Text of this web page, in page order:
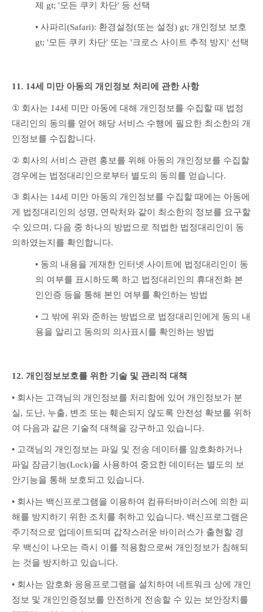
제 gt; '모든 쿠키 차단' 등 선택
• 사파리(Safari): 환경설정(또는 설정) gt; 개인정보 보호
gt; '모든 쿠키 차단' 또는 '크로스 사이트 추적 방지' 선택
11. 14세 미만 아동의 개인정보 처리에 관한 사항
① 회사는 14세 미만 아동에 대해 개인정보를 수집할 때 법정
대리인의 동의를 얻어 해당 서비스 수행에 필요한 최소한의 개
인정보를 수집합니다.
② 회사의 서비스 관련 홍보를 위해 아동의 개인정보를 수집할
경우에는 법정대리인으로부터 별도의 동의를 얻습니다.
③ 회사는 14세 미만 아동의 개인정보를 수집할 때에는 아동에
게 법정대리인의 성명, 연락처와 같이 최소한의 정보를 요구할
수 있으며, 다음 중 하나의 방법으로 적법한 법정대리인이 동
의하였는지를 확인합니다.
• 동의 내용을 게재한 인터넷 사이트에 법정대리인이 동
의 여부를 표시하도록 하고 법정대리인의 휴대전화 본
인인증 등을 통해 본인 여부를 확인하는 방법
• 그 밖에 위와 준하는 방법으로 법정대리인에게 동의 내
용을 알리고 동의의 의사표시를 확인하는 방법
12. 개인정보보호를 위한 기술 및 관리적 대책
• 회사는 고객님의 개인정보를 처리함에 있어 개인정보가 분
실, 도난, 누출, 변조 또는 훼손되지 않도록 안전성 확보를 위하
여 다음과 같은 기술적 대책을 강구하고 있습니다.
• 고객님의 개인정보는 파일 및 전송 데이터를 암호화하거나
파일 잠금기능(Lock)을 사용하여 중요한 데이터는 별도의 보
안기능을 통해 보호되고 있습니다.
• 회사는 백신프로그램을 이용하여 컴퓨터바이러스에 의한 피
해를 방지하기 위한 조치를 취하고 있습니다. 백신프로그램은
주기적으로 업데이트되며 갑작스러운 바이러스가 출현할 경
우 백신이 나오는 즉시 이를 적용함으로써 개인정보가 침해되
는 것을 방지하고 있습니다.
• 회사는 암호화 응용프로그램을 설치하여 네트워크 상에 개인
정보 및 개인인증정보를 안전하게 전송할 수 있는 보안장치를